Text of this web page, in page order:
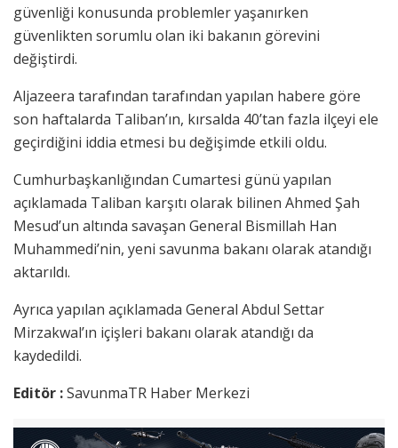
güvenliği konusunda problemler yaşanırken
güvenlikten sorumlu olan iki bakanın görevini
değiştirdi.
Aljazeera tarafından tarafından yapılan habere göre
son haftalarda Taliban’ın, kırsalda 40’tan fazla ilçeyi ele
geçirdiğini iddia etmesi bu değişimde etkili oldu.
Cumhurbaşkanlığından Cumartesi günü yapılan
açıklamada Taliban karşıtı olarak bilinen Ahmed Şah
Mesud’un altında savaşan General Bismillah Han
Muhammedi’nin, yeni savunma bakanı olarak atandığı
aktarıldı.
Ayrıca yapılan açıklamada General Abdul Settar
Mirzakwal’ın içişleri bakanı olarak atandığı da
kaydedildi.
Editör :SavunmaTR Haber Merkezi